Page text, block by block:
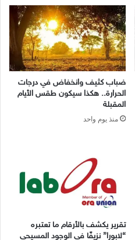
ضباب كثيف وانخفاض في درجات
الحرارة.. هكذا سيكون طقس الأيام
المقبلة
منذ يوم واحد
تقرير يكشف بالأرقام ما تعتبره
“لابورا” نزيفًا في الوجود المسيحي